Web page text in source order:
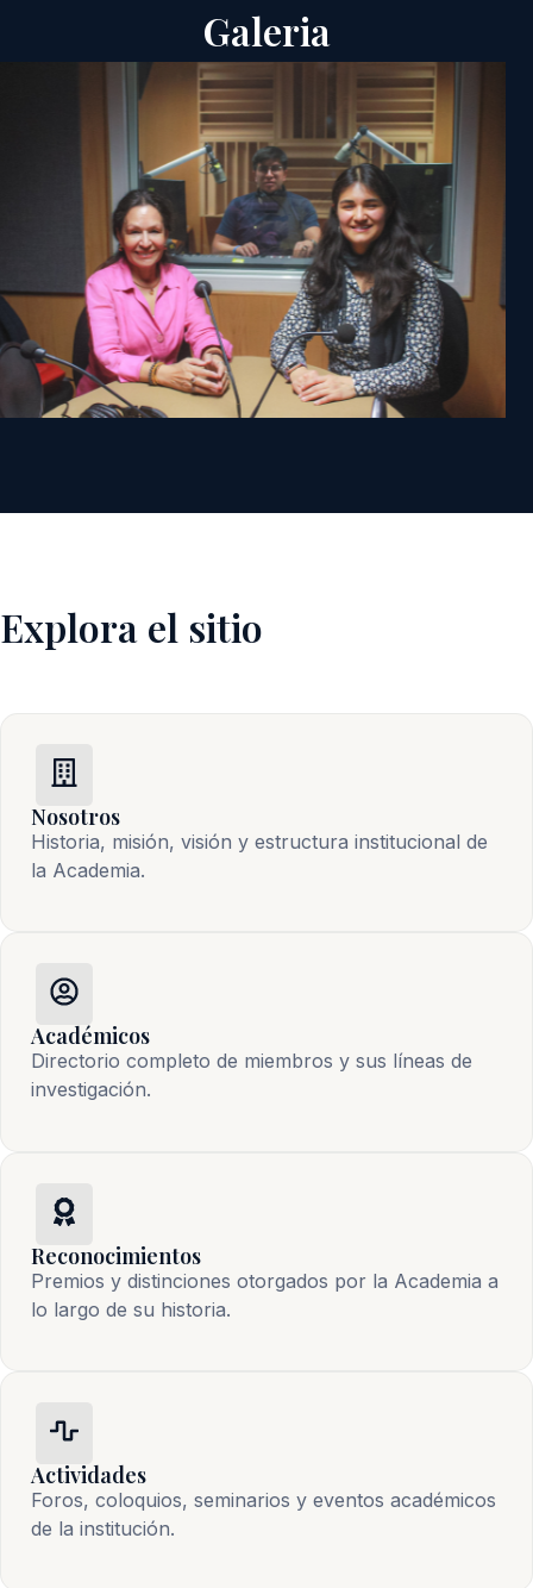
Galeria
Explora el sitio
Nosotros
Historia, misión, visión y estructura institucional de
la Academia.
Académicos
Directorio completo de miembros y sus líneas de
investigación.
Reconocimientos
Premios y distinciones otorgados por la Academia a
lo largo de su historia.
Actividades
Foros, coloquios, seminarios y eventos académicos
de la institución.